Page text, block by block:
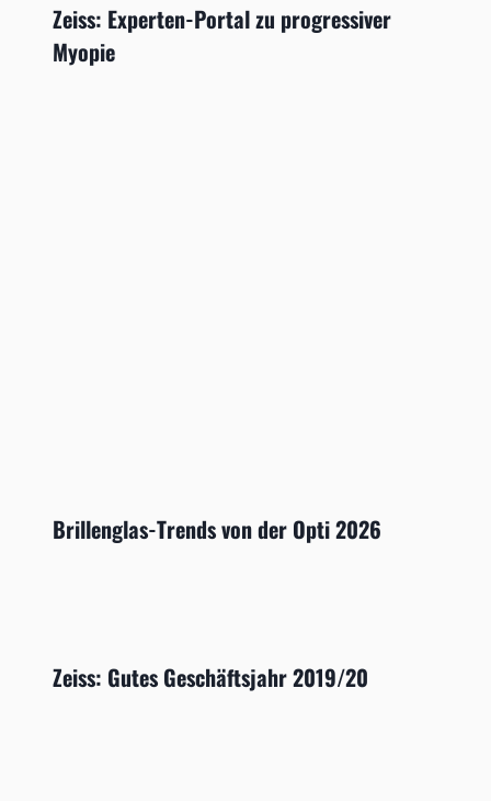
Zeiss: Experten-Portal zu progressiver
Myopie
Brillenglas-Trends von der Opti 2026
Zeiss: Gutes Geschäftsjahr 2019/20